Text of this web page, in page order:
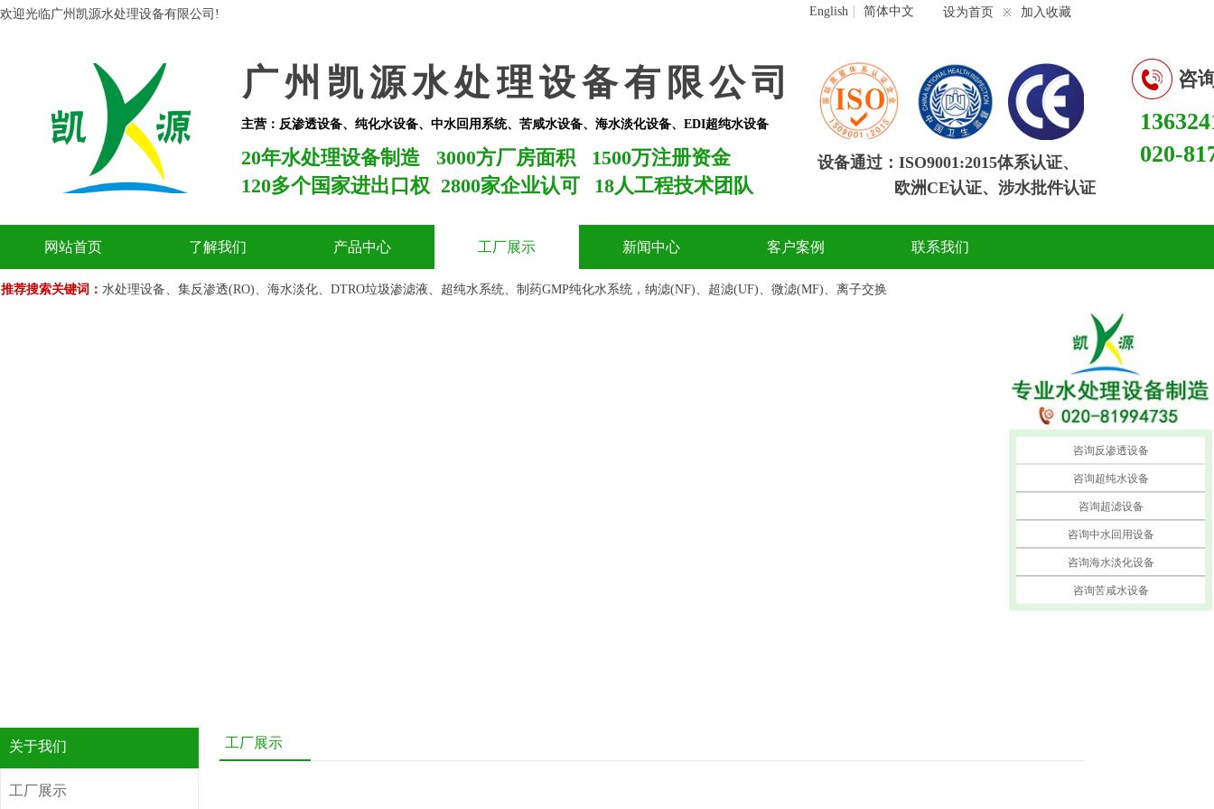
欢迎光临广州凯源水处理设备有限公司! 设为首页 ※ 加入收藏
广州凯源水处理设备有限公司 咨
主营：反渗透设备、纯化水设备、中水回用系统、苦咸水设备、海水淡化设备、EDI超纯水设备
020-
English 简体中文
设备通过：ISO9001:2015体系认证、
欧洲CE认证、涉水批件认证
20年水处理设备制造 3000方厂房面积 1500万注册资金
120多个国家进出口权 2800家企业认可
18人工程技术团队
网站首页 了解我们 产品中心 工厂展示 新闻中心 客户案例 联系我们
推荐搜索关键词： 水处理设备、集反渗透(RO)、海水淡化、DTRO垃圾渗滤液、超纯水系统、制药GMP纯化水系统，纳滤(NF)、超滤(UF)、微滤(MF)、离子交换
关于我们
工厂展示
工厂展示
咨询反渗透设备
咨询超纯水设备
咨询超滤设备
咨询中水回用设备
咨询海水淡化设备
咨询苦咸水设备